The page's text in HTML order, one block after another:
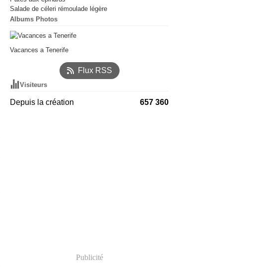
Salade de céleri rémoulade légère
Albums Photos
Vacances a Tenerife
Flux RSS
Visiteurs
Depuis la création 657 360
Publicité